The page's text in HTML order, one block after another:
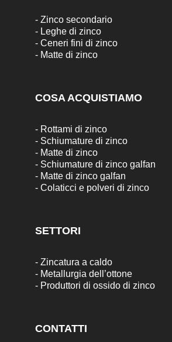
- Zinco secondario
- Leghe di zinco
- Ceneri fini di zinco
- Matte di zinco
COSA ACQUISTIAMO
- Rottami di zinco
- Schiumature di zinco
- Matte di zinco
- Schiumature di zinco galfan
- Matte di zinco galfan
- Colaticci e polveri di zinco
SETTORI
- Zincatura a caldo
- Metallurgia dell’ottone
- Produttori di ossido di zinco
CONTATTI